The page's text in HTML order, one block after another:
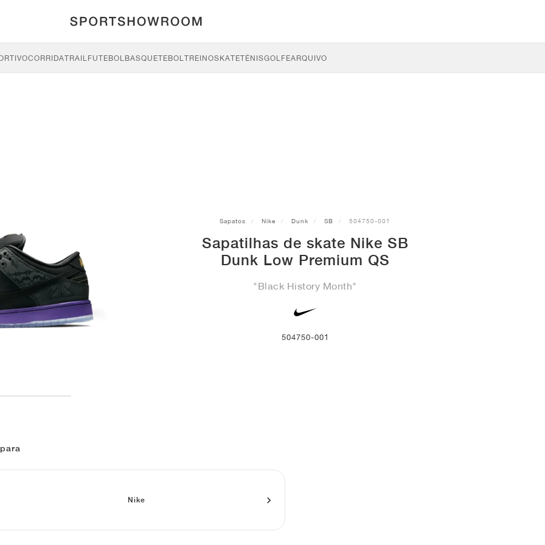
CORRIDATRAILFUTEBOLBASQUETEBOLTREINOSKATETÉNISGOLFEARQUIVO
Sapatos Nike Dunk SB 504750-001
Sapatilhas de skate Nike SB
Dunk Low Premium QS
"Black History Month"
504750-001
Nike